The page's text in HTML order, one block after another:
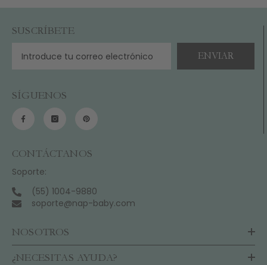
SUSCRÍBETE
ENVIAR
SÍGUENOS
CONTÁCTANOS
Soporte:
(55) 1004-9880
soporte@nap-baby.com
NOSOTROS
¿NECESITAS AYUDA?